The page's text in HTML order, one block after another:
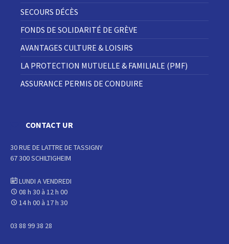
SECOURS DÉCÈS
FONDS DE SOLIDARITÉ DE GRÈVE
AVANTAGES CULTURE & LOISIRS
LA PROTECTION MUTUELLE & FAMILIALE (PMF)
ASSURANCE PERMIS DE CONDUIRE
CONTACT UR
30 RUE DE LATTRE DE TASSIGNY
67 300 SCHILTIGHEIM
LUNDI A VENDREDI
08 h 30 à 12 h 00
14 h 00 à 17 h 30
03 88 99 38 28